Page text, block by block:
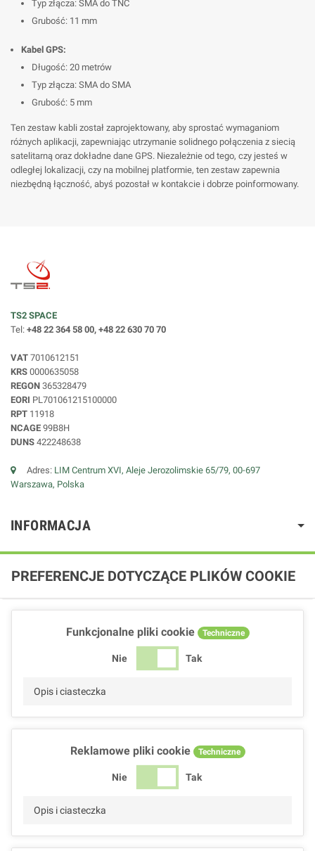
Typ złącza: SMA do TNC
Grubość: 11 mm
Kabel GPS:
Długość: 20 metrów
Typ złącza: SMA do SMA
Grubość: 5 mm
Ten zestaw kabli został zaprojektowany, aby sprostać wymaganiom
różnych aplikacji, zapewniając utrzymanie solidnego połączenia z siecią
satelitarną oraz dokładne dane GPS. Niezależnie od tego, czy jesteś w
odległej lokalizacji, czy na mobilnej platformie, ten zestaw zapewnia
niezbędną łączność, abyś pozostał w kontakcie i dobrze poinformowany.
TS2 SPACE
Tel: +48 22 364 58 00, +48 22 630 70 70
VAT 7010612151
KRS 0000635058
REGON 365328479
EORI PL701061215100000
RPT 11918
NCAGE 99B8H
DUNS 422248638
Adres: LIM Centrum XVI, Aleje Jerozolimskie 65/79, 00-697
Warszawa, Polska
INFORMACJA
PREFERENCJE DOTYCZĄCE PLIKÓW COOKIE
Funkcjonalne pliki cookie Techniczne
Nie Tak
Opis i ciasteczka
Reklamowe pliki cookie Techniczne
Nie Tak
Opis i ciasteczka